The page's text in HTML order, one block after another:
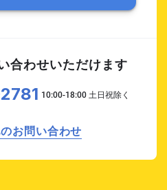
合わせいただけます
お問い合わせ